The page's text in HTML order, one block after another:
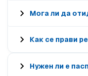
Мога ли да
Как се прави
Нужен ли е